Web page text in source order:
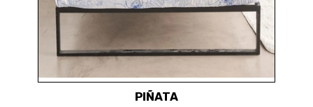
PIÑATA